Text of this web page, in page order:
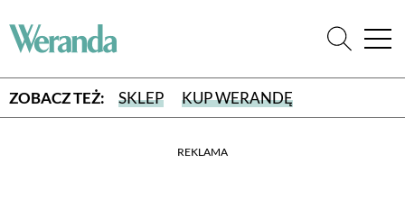
ZOBACZ TEŻ: SKLEP KUP WERANDĘ
REKLAMA